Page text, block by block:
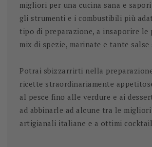
migliori per una cucina sana e
gli strumenti e i combustibili più
tipo di preparazione, a insaporire le
mix di spezie, marinate e tante salse
Potrai sbizzarrirti nella
ricette straordinariamente
al pesce fino alle verdure e ai
ad abbinarle ad alcune tra le
artigianali italiane e a ottimi